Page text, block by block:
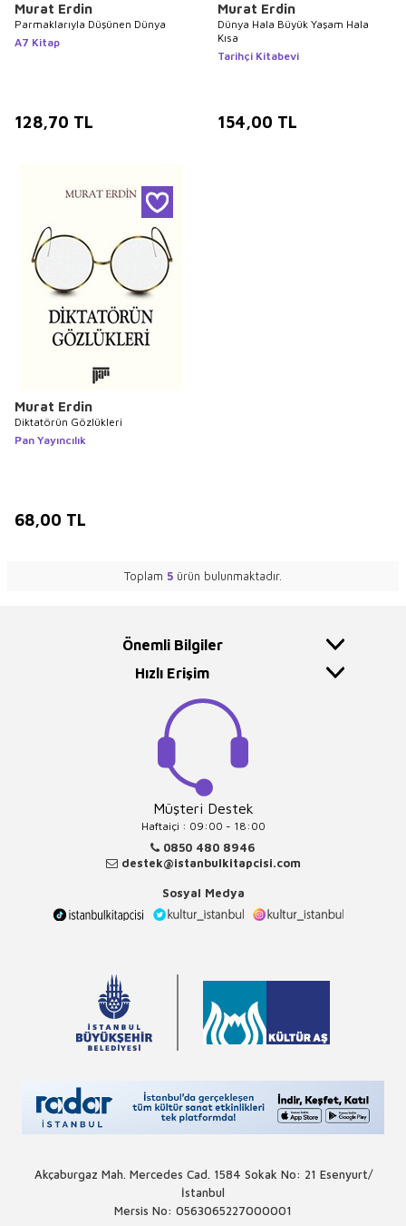
Murat Erdin
Parmaklarıyla Düşünen Dünya
A7 Kitap
128,70 TL
Murat Erdin
Dünya Hala Büyük Yaşam Hala
Kısa
Tarihçi Kitabevi
154,00 TL
Murat Erdin
Diktatörün Gözlükleri
Pan Yayıncılık
68,00 TL
Toplam 5 ürün bulunmaktadır.
Önemli Bilgiler
Hızlı Erişim
Müşteri Destek
Haftaiçi : 09:00 - 18:00
0850 480 8946
destek@istanbulkitapcisi.com
Sosyal Medya
Akçaburgaz Mah. Mercedes Cad. 1584 Sokak No: 21 Esenyurt/
İstanbul
Mersis No: 0563065227000001